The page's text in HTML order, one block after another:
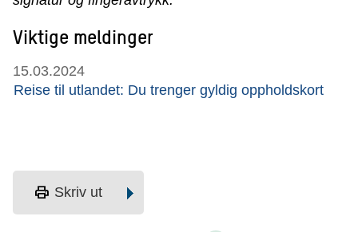
Viktige meldinger
15.03.2024
Reise til utlandet: Du trenger gyldig oppholdskort
print Skriv ut